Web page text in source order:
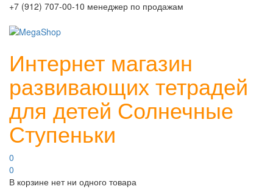
+7 (912) 707-00-10 менеджер по продажам
Интернет магазин
развивающих тетрадей
для детей Солнечные
Ступеньки
0
0
В корзине нет ни одного товара